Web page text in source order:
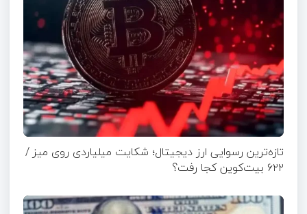
تازه‌ترین رسوایی ارز دیجیتال؛ شکایت میلیاردی روی میز /
۶۲۲ بیت‌کوین کجا رفت؟